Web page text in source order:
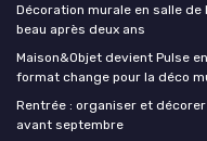
Décoration murale en salle
beau après deux ans
Maison&Objet devient Pulse
format change pour la déco
Rentrée : organiser et
avant septembre